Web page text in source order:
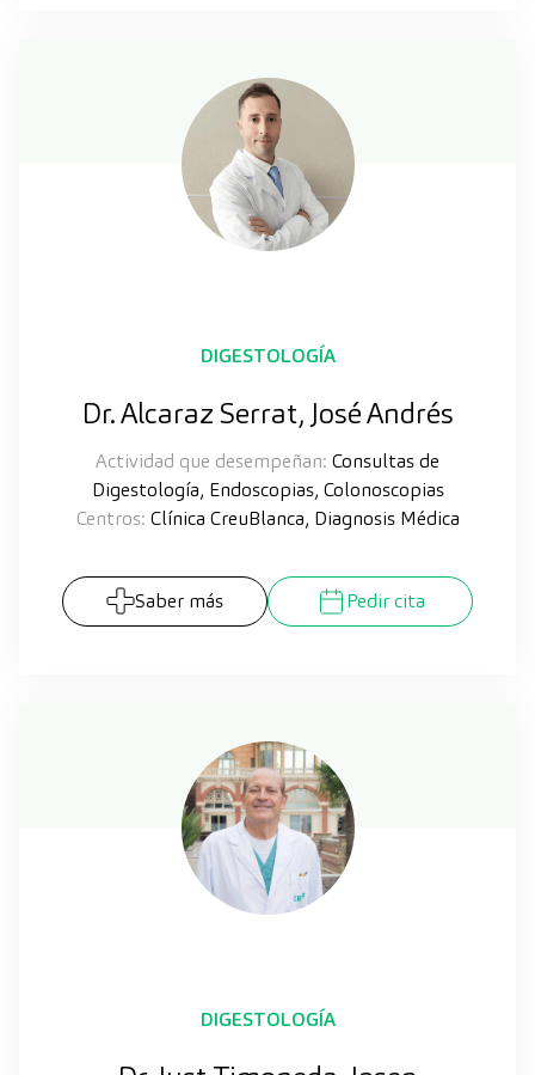
DIGESTOLOGÍA
Dr. Alcaraz Serrat, José Andrés
Actividad que desempeñan: Consultas de
Digestología, Endoscopias, Colonoscopias
Centros: Clínica CreuBlanca, Diagnosis Médica
Saber más Pedir cita
DIGESTOLOGÍA